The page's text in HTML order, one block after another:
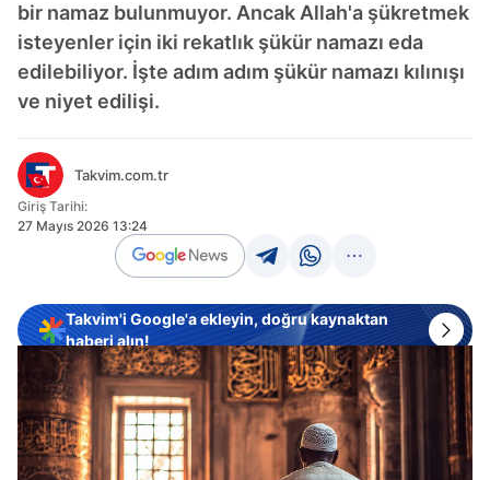
bir namaz bulunmuyor. Ancak Allah'a şükretmek
isteyenler için iki rekatlık şükür namazı eda
edilebiliyor. İşte adım adım şükür namazı kılınışı
ve niyet edilişi.
Takvim.com.tr
Giriş Tarihi:
27 Mayıs 2026 13:24
Takvim'i Google'a ekleyin, doğru kaynaktan
haberi alın!